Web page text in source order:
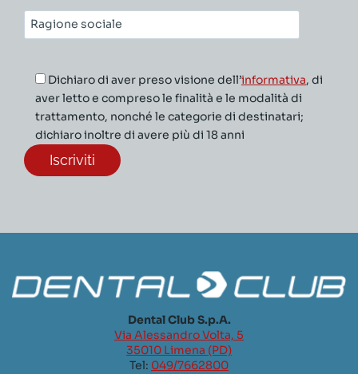
Ragione
sociale*
Dichiaro di aver preso visione dell’informativa, di
aver letto e compreso le finalità e le modalità di
trattamento, nonché le categorie di destinatari;
dichiaro inoltre di avere più di 18 anni
Dental Club S.p.A.
Via Alessandro Volta, 5
35010 Limena (PD)
Tel: 049/7662800